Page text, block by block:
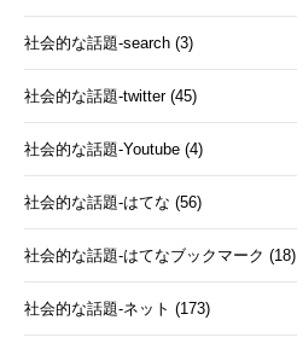
社会的な話題-search (3)
社会的な話題-twitter (45)
社会的な話題-Youtube (4)
社会的な話題-はてな (56)
社会的な話題-はてなブックマーク (18)
社会的な話題-ネット (173)